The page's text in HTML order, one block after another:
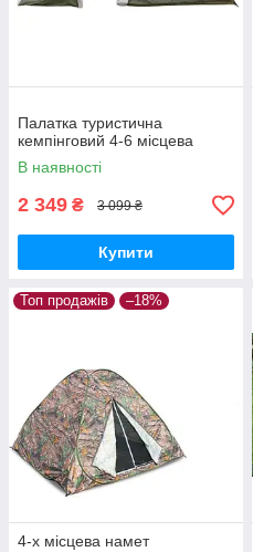
Палатка туристична
кемпінговий 4-6 місцева
В наявності
2 349 ₴ 3 099 ₴
Купити
Топ продажів –18%
4-х місцева намет